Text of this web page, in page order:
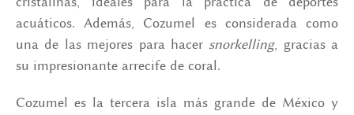
acuáticos. Además, Cozumel es considerada como
una de las mejores para hacer snorkelling, gracias a
su impresionante arrecife de coral.
Cozumel es la tercera isla más grande de México y